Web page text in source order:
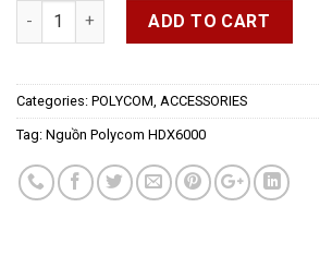
Quantity ADD TO CART
Categories: POLYCOM ACCESSORIES
Tag: Nguồn Polycom HDX6000